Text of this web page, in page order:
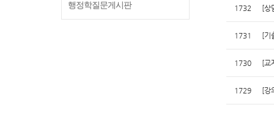
행정학질문게시판 1732 [상
1731 [기
1730 [교
1729 [강